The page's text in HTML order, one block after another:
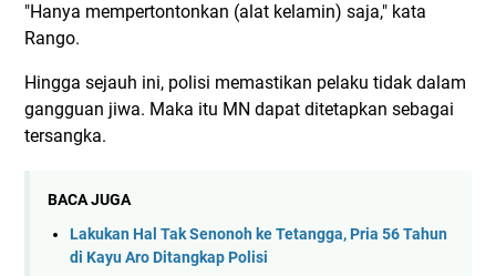
"Hanya mempertontonkan (alat kelamin) saja," kata
Rango.
Hingga sejauh ini, polisi memastikan pelaku tidak dalam
gangguan jiwa. Maka itu MN dapat ditetapkan sebagai
tersangka.
BACA JUGA
Lakukan Hal Tak Senonoh ke Tetangga, Pria 56 Tahun
di Kayu Aro Ditangkap Polisi